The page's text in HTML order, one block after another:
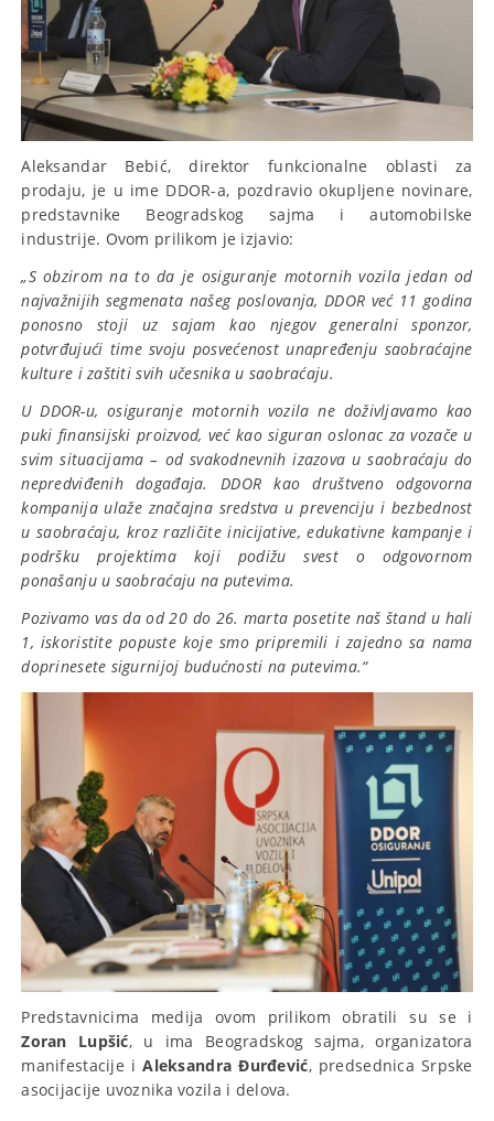
Aleksandar Bebić, direktor funkcionalne oblasti za
prodaju, je u ime DDOR-a, pozdravio okupljene novinare,
predstavnike Beogradskog sajma i automobilske
industrije. Ovom prilikom je izjavio:
„S obzirom na to da je osiguranje motornih vozila jedan od
najvažnijih segmenata našeg poslovanja, DDOR već 11 godina
ponosno stoji uz sajam kao njegov generalni sponzor,
potvrđujući time svoju posvećenost unapređenju saobraćajne
kulture i zaštiti svih učesnika u saobraćaju.
U DDOR-u, osiguranje motornih vozila ne doživljavamo kao
puki finansijski proizvod, već kao siguran oslonac za vozače u
svim situacijama – od svakodnevnih izazova u saobraćaju do
nepredviđenih događaja. DDOR kao društveno odgovorna
kompanija ulaže značajna sredstva u prevenciju i bezbednost
u saobraćaju, kroz različite inicijative, edukativne kampanje i
podršku projektima koji podižu svest o odgovornom
ponašanju u saobraćaju na putevima.
Pozivamo vas da od 20 do 26. marta posetite naš štand u hali
1, iskoristite popuste koje smo pripremili i zajedno sa nama
doprinesete sigurnijoj budućnosti na putevima.“
Predstavnicima medija ovom prilikom obratili su se i
Zoran Lupšić, u ima Beogradskog sajma, organizatora
manifestacije iAleksandra Đurđević, predsednica Srpske
asocijacije uvoznika vozila i delova.